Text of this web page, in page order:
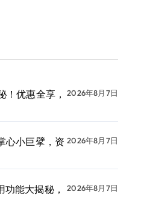
！优惠全享，
2026年8月7日
心小巨擘，资 2026年8月7日
功能大揭秘，
2026年8月7日